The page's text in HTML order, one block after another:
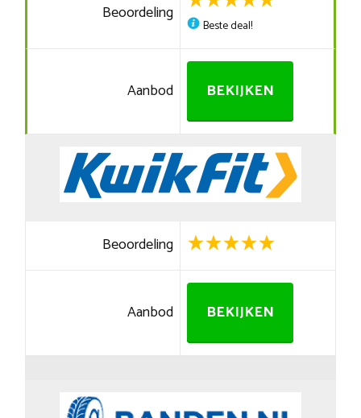
Beoordeling
Beste deal!
Aanbod BEKIJKEN
Beoordeling
Aanbod BEKIJKEN